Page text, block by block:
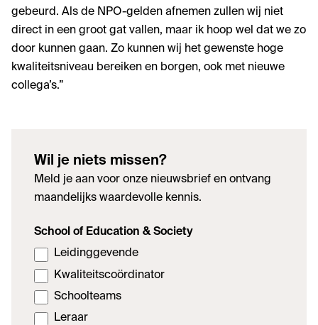
gebeurd. Als de NPO-gelden afnemen zullen wij niet
direct in een groot gat vallen, maar ik hoop wel dat we zo
door kunnen gaan. Zo kunnen wij het gewenste hoge
kwaliteitsniveau bereiken en borgen, ook met nieuwe
collega’s.”
Wil je niets missen?
Meld je aan voor onze nieuwsbrief en ontvang
maandelijks waardevolle kennis.
School of Education & Society
Leidinggevende
Kwaliteitscoördinator
Schoolteams
Leraar